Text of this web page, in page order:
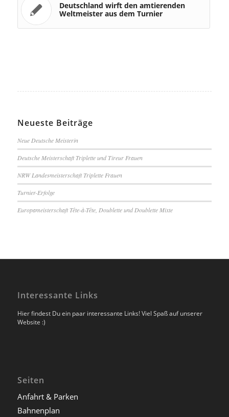
Deutschland wirft den amtierenden
Weltmeister aus dem Turnier
Neueste Beiträge
Neue Deutsche Meisterin
Deutsche Meisterschaft Triplette und Tireur Frauen
NRW Landesmeisterschaft Triplette Frauen
Turnier-Erfolge
Europameisterschaft Tête-à-Tête, Doublette und Doublette Mixte
Interessante Links
Hier findest Du ein paar interessante Links! Viel Spaß auf unserer
Website :)
Seiten
Anfahrt & Parken
Bahnenplan